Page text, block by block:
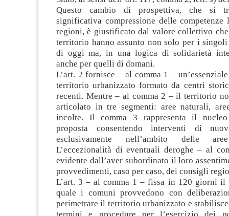
Questo cambio di prospettiva, che si
significativa compressione delle competenze
regioni, è giustificato dal valore collettivo
territorio hanno assunto non solo per i
di oggi ma, in una logica di solidarietà
anche per quelli di domani.
L’art. 2 fornisce – al comma 1 –
territorio urbanizzato formato da centri
recenti. Mentre – al comma 2 – il territorio
articolato in tre segmenti: aree naturali,
incolte. Il comma 3 rappresenta il
proposta consentendo interventi di
esclusivamente nell’ambito delle
L’eccezionalità di eventuali deroghe – al
evidente dall’aver subordinato il loro
provvedimenti, caso per caso, dei consigli
L’art. 3 – al comma 1 – fissa in 120 giorni il
quale i comuni provvedono con
perimetrare il territorio urbanizzato e